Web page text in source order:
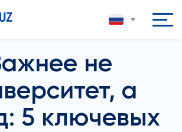
не
а
5 ключевых